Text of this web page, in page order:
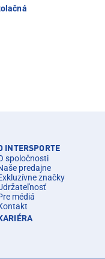
INTERSPORTE
spoločnosti
predajne
značky
médiá